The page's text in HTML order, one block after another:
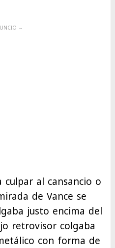
al cansancio o
de Vance se
justo encima del
retrovisor colgaba
con forma de